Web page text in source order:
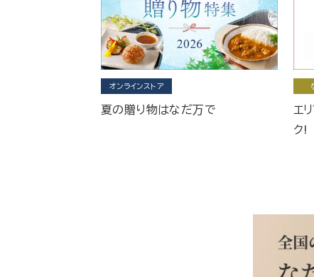
オンラインストア
夏の贈り物はなだ万で
エ
ク!